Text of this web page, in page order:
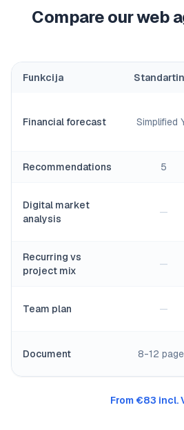
Compare our web
Funkcija
Financial forecast Simplified
Recommendations 5
Digital market
analysis
—
Recurring vs
project mix
—
Team plan —
Document 8-12
From €83 incl.